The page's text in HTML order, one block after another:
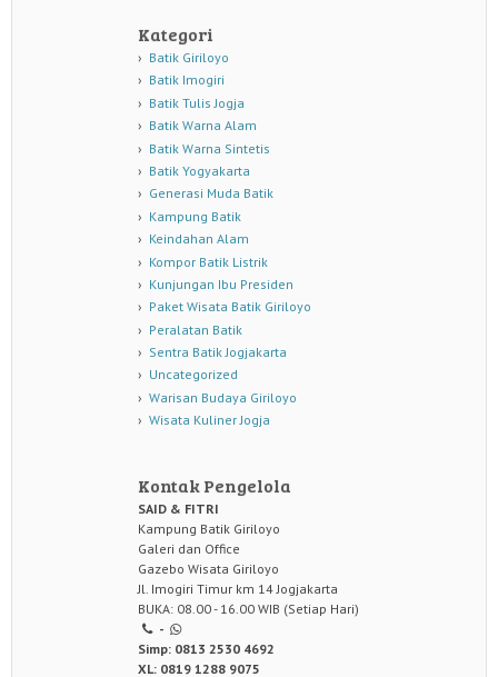
Kategori
Batik Giriloyo
Batik Imogiri
Batik Tulis Jogja
Batik Warna Alam
Batik Warna Sintetis
Batik Yogyakarta
Generasi Muda Batik
Kampung Batik
Keindahan Alam
Kompor Batik Listrik
Kunjungan Ibu Presiden
Paket Wisata Batik Giriloyo
Peralatan Batik
Sentra Batik Jogjakarta
Uncategorized
Warisan Budaya Giriloyo
Wisata Kuliner Jogja
Kontak Pengelola
SAID & FITRI
Kampung Batik Giriloyo
Galeri dan Office
Gazebo Wisata Giriloyo
Jl. Imogiri Timur km 14 Jogjakarta
BUKA: 08.00 - 16.00 WIB (Setiap Hari)
-
Simp: 0813 2530 4692
XL: 0819 1288 9075